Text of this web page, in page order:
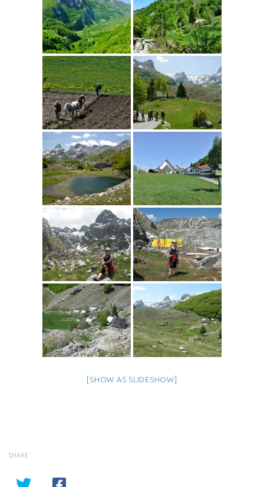
[SHOW AS SLIDESHOW]
SHARE